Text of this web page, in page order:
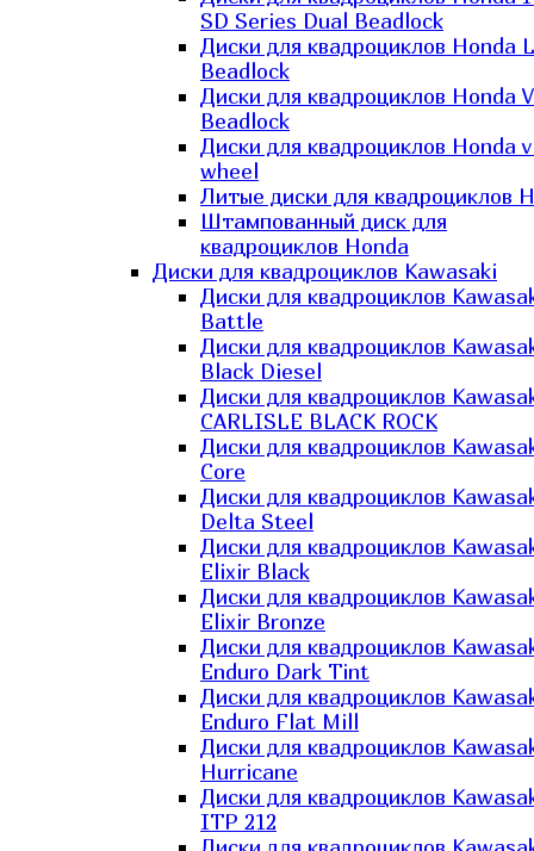
SD Series Dual Beadlock
Диски для квадроциклов Honda
Beadlock
Диски для квадроциклов Honda
Beadlock
Диски для квадроциклов Honda
wheel
Литые диски для квадроциклов
Штампованный диск для
квадроциклов Honda
Диски для квадроциклов Kawasaki
Диски для квадроциклов
Battle
Диски для квадроциклов
Black Diesel
Диски для квадроциклов
CARLISLE BLACK ROCK
Диски для квадроциклов
Core
Диски для квадроциклов
Delta Steel
Диски для квадроциклов
Elixir Black
Диски для квадроциклов
Elixir Bronze
Диски для квадроциклов
Enduro Dark Tint
Диски для квадроциклов
Enduro Flat Mill
Диски для квадроциклов
Hurricane
Диски для квадроциклов
ITP 212